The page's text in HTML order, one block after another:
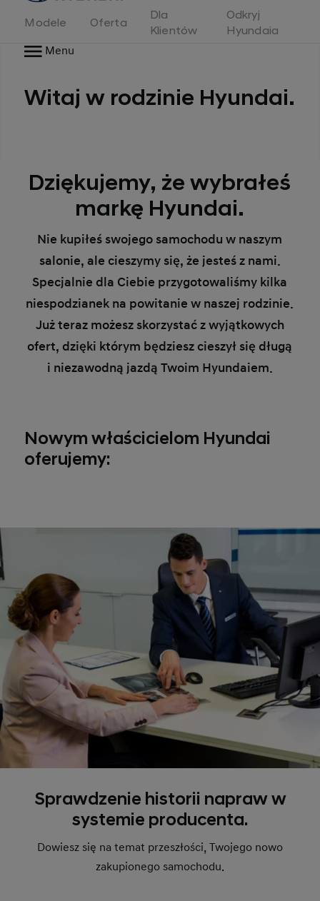
Modele Oferta
Dla
Klientów
Odkryj
Hyundaia
Menu
Witaj w rodzinie Hyundai.
Dziękujemy, że wybrałeś
markę Hyundai.
Nie kupiłeś swojego samochodu w naszym
salonie, ale cieszymy się, że jesteś z nami.
Specjalnie dla Ciebie przygotowaliśmy kilka
niespodzianek na powitanie w naszej rodzinie.
Już teraz możesz skorzystać z wyjątkowych
ofert, dzięki którym będziesz cieszył się długą
i niezawodną jazdą Twoim Hyundaiem.
Nowym właścicielom Hyundai
oferujemy:
Sprawdzenie historii napraw w
systemie producenta.
Dowiesz się na temat przeszłości, Twojego nowo
zakupionego samochodu.